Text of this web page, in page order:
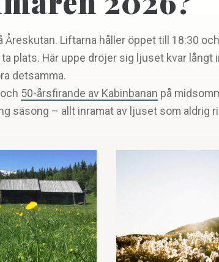
Åreskutan. Liftarna håller öppet till 18:30
plats. Här uppe dröjer sig ljuset kvar långt
detsamma.
50-årsfirande av Kabinbanan på
säsong – allt inramat av ljuset som aldrig